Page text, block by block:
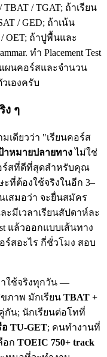
/ TGAT; ถ้าเรียน
/ GED; ถ้าเน้น
/ OET; ถ้าปูพื้นและ
ทำ Placement Test
ผนคอร์สและจำนวน
เองครับ
ง ๆ
เดียวว่า "เรียนคอร์ส
าหมายปลายทางไม่ใช่
ร์สที่ดีที่สุดสำหรับคุณ
ต้องใช้จริงในอีก 3–
เสมอว่า จะยื่นสมัคร
มีเวลาเรียนสัปดาห์ละ
แล้วออกแบบเส้นทาง
ร์สอะไร กี่ชั่วโมง สอบ
าใช้จริงทุกวัน —
ภาพ มักเรียน TBAT +
กัน; นักเรียนต่อโทที่
TU-GET; คนทำงานที่
อก TOEIC 750+ track